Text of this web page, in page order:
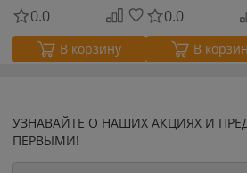
0.0
В корзину
0.0
В
УЗНАВАЙТЕ О НАШИХ АКЦИЯХ И
ПЕРВЫМИ!